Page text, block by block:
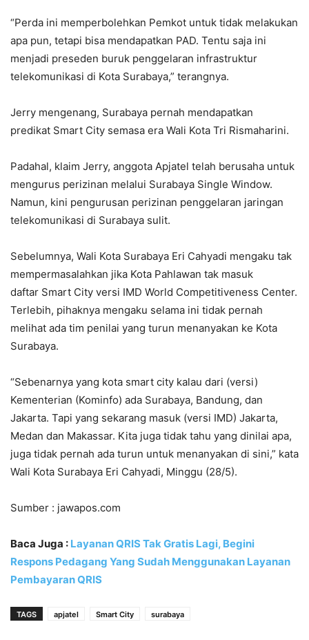
“Perda ini memperbolehkan Pemkot untuk tidak melakukan
apa pun, tetapi bisa mendapatkan PAD. Tentu saja ini
menjadi preseden buruk penggelaran infrastruktur
telekomunikasi di Kota Surabaya,” terangnya.
Jerry mengenang, Surabaya pernah mendapatkan
predikat Smart City semasa era Wali Kota Tri Rismaharini.
Padahal, klaim Jerry, anggota Apjatel telah berusaha untuk
mengurus perizinan melalui Surabaya Single Window.
Namun, kini pengurusan perizinan penggelaran jaringan
telekomunikasi di Surabaya sulit.
Sebelumnya, Wali Kota Surabaya Eri Cahyadi mengaku tak
mempermasalahkan jika Kota Pahlawan tak masuk
daftar Smart City versi IMD World Competitiveness Center.
Terlebih, pihaknya mengaku selama ini tidak pernah
melihat ada tim penilai yang turun menanyakan ke Kota
Surabaya.
“Sebenarnya yang kota smart city kalau dari (versi)
Kementerian (Kominfo) ada Surabaya, Bandung, dan
Jakarta. Tapi yang sekarang masuk (versi IMD) Jakarta,
Medan dan Makassar. Kita juga tidak tahu yang dinilai apa,
juga tidak pernah ada turun untuk menanyakan di sini,” kata
Wali Kota Surabaya Eri Cahyadi, Minggu (28/5).
Sumber : jawapos.com
Baca Juga : Layanan QRIS Tak Gratis Lagi, Begini
Respons Pedagang Yang Sudah Menggunakan Layanan
Pembayaran QRIS
TAGS apjatel Smart City surabaya